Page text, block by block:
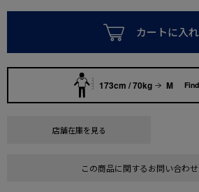
カートに入
173cm / 70kg M
店舗在庫を見る
この商品に関するお問い合わ